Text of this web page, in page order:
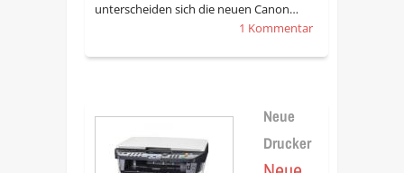
unterscheiden sich die neuen Canon…
1 Kommentar
Neue
Drucker